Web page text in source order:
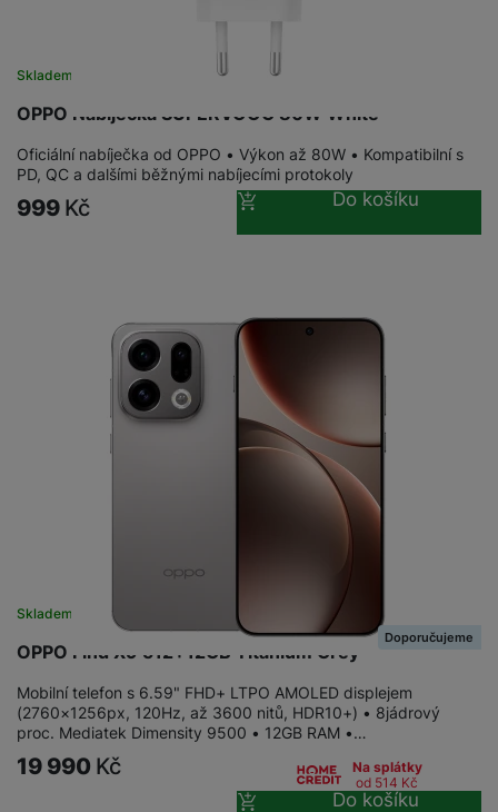
OPPO Nabíječka SUPERVOOC 80W White
Skladem na prodejně na 2 prodejnách
Oficiální nabíječka od OPPO • Výkon až 80W • Kompatibilní s
PD, QC a dalšími běžnými nabíjecími protokoly
999 Kč Do košíku
OPPO Find X9 512+12GB Titanium Grey
Skladem na prodejně
Doporučujeme
Mobilní telefon s 6.59" FHD+ LTPO AMOLED displejem
(2760×1256px, 120Hz, až 3600 nitů, HDR10+) • 8jádrový
proc. Mediatek Dimensity 9500 • 12GB RAM •…
19 990 Kč
Na splátky
od 514 Kč
Do košíku